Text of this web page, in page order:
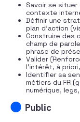
Savoir se
contexte
Définir une
plan d’action
Construire des
champ de
phrase de
Valider
l’intérêt, à
Identifier sa
métiers du FR
numérique,
Public